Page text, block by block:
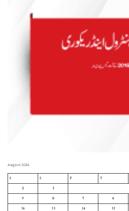
August 2026
T
F
S
S
1
2
6
7
8
9
13
14
15
16